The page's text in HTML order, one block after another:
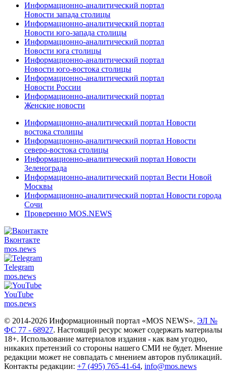
Информационно-аналитический портал
Новости запада столицы
Информационно-аналитический портал
Новости юго-запада столицы
Информационно-аналитический портал
Новости юга столицы
Информационно-аналитический портал
Новости юго-востока столицы
Информационно-аналитический портал
Новости России
Информационно-аналитический портал
Женские новости
Информационно-аналитический портал Новости
востока столицы
Информационно-аналитический портал Новости
северо-востока столицы
Информационно-аналитический портал Новости
Зеленограда
Информационно-аналитический портал Вести Новой
Москвы
Информационно-аналитический портал Новости города
Сочи
Проверенно MOS.NEWS
Вконтакте
mos.news
Telegram
mos.news
YouTube
mos.news
© 2014-2026 Информационный портал «MOS NEWS». ЭЛ №
ФС 77 - 68927. Настоящий ресурс может содержать материалы
18+. Использование материалов издания - как вам угодно,
никаких претензий со стороны нашего СМИ не будет. Мнение
редакции может не совпадать с мнением авторов публикаций.
Контакты редакции: +7 (495) 765-41-64, info@mos.news